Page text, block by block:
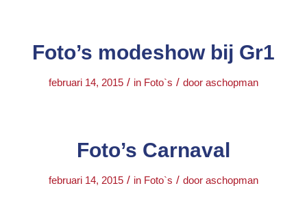
Foto’s modeshow bij Gr1
februari 14, 2015 / in Foto`s / door aschopman
Foto’s Carnaval
februari 14, 2015 / in Foto`s / door aschopman